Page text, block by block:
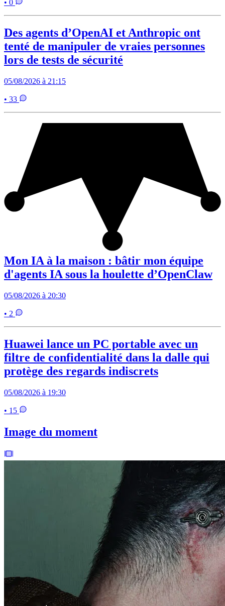
• 0
Des agents d’OpenAI et Anthropic ont
tenté de manipuler de vraies personnes
lors de tests de sécurité
05/08/2026 à 21:15
• 33
Mon IA à la maison : bâtir mon équipe
d'agents IA sous la houlette d’OpenClaw
05/08/2026 à 20:30
• 2
Huawei lance un PC portable avec un
filtre de confidentialité dans la dalle qui
protège des regards indiscrets
05/08/2026 à 19:30
• 15
Image du moment